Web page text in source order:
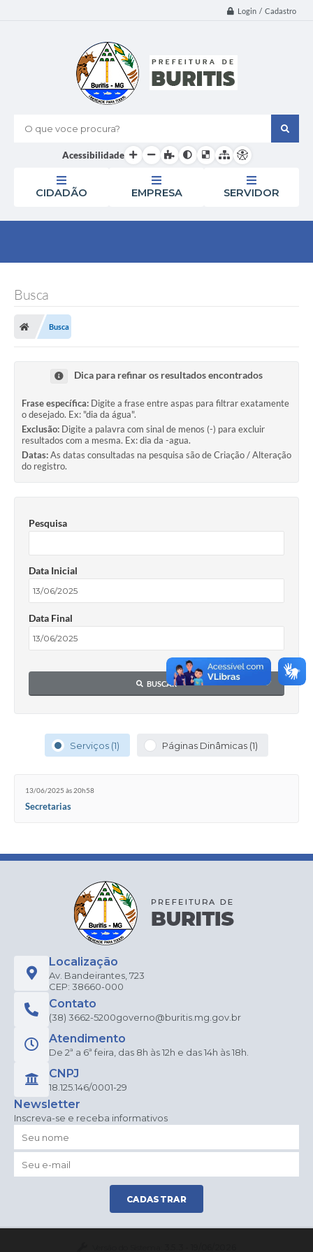
Login / Cadastro
O que voce procura?
Acessibilidade
CIDADÃO EMPRESA SERVIDOR
Busca
Busca
Dica para refinar os resultados encontrados
Frase específica: Digite a frase entre aspas para filtrar exatamente
o desejado. Ex: "dia da água".
Exclusão: Digite a palavra com sinal de menos (-) para excluir
resultados com a mesma. Ex: dia da -agua.
Datas:As datas consultadas na pesquisa são de Criação / Alteração
do registro.
Pesquisa
Data Inicial
Data Final
BUSCAR
Serviços (1) Páginas Dinâmicas (1)
13/06/2025 às 20h58
Secretarias
Localização
Av. Bandeirantes, 723
CEP: 38660-000
Contato
(38) 3662-5200governo@buritis.mg.gov.br
Atendimento
De 2ª a 6ª feira, das 8h às 12h e das 14h às 18h.
CNPJ
18.125.146/0001-29
Newsletter
Inscreva-se e receba informativos
CADASTRAR